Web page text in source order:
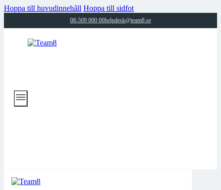
Hoppa till huvudinnehåll Hoppa till sidfot
08-509 000 00helpdesk@team8.se